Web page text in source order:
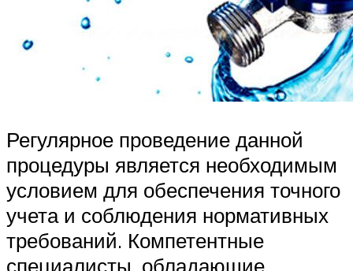
Регулярное проведение данной
процедуры является необходимым
условием для обеспечения точного
учета и соблюдения нормативных
требований. Компетентные
специалисты, обладающие